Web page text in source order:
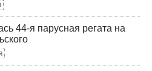
44-я парусная регата на